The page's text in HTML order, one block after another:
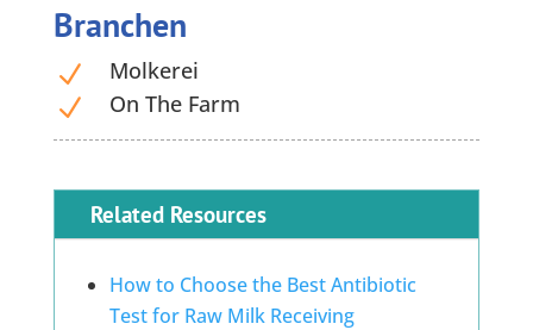
Branchen
N Molkerei
N On The Farm
Related Resources
How to Choose the Best Antibiotic
Test for Raw Milk Receiving